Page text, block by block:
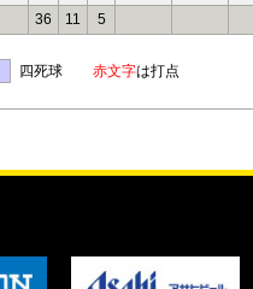
36 11 5
四死球 赤文字は打点